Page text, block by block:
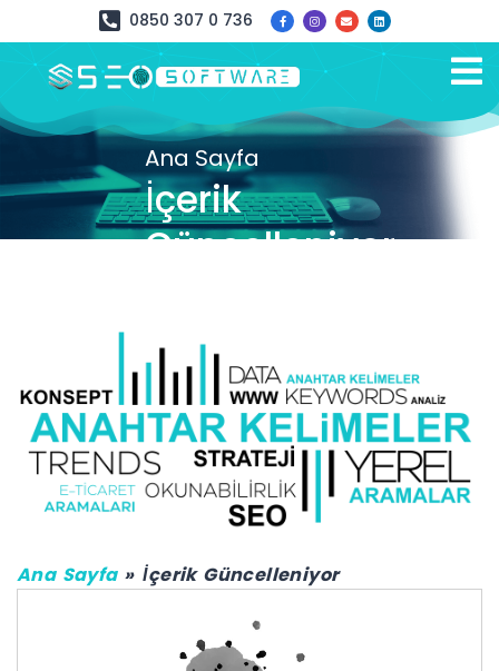
0850 307 0 736
Ana Sayfa
İçerik
Güncelleniyor
Ana Sayfa İçerik Güncelleniyor